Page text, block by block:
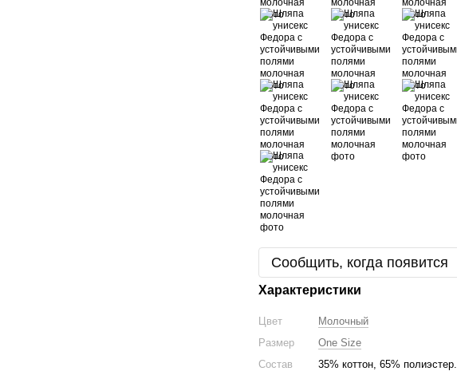
Сообщить, когда появится
Характеристики
Цвет
Молочный
Размер
One Size
Состав
35% коттон, 65% полиэстер.